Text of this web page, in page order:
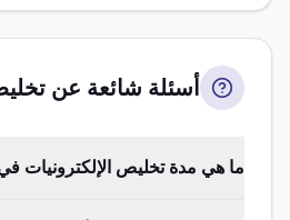
أسئلة شائعة عن
ما هي مدة تخليص الإلكترونيات في